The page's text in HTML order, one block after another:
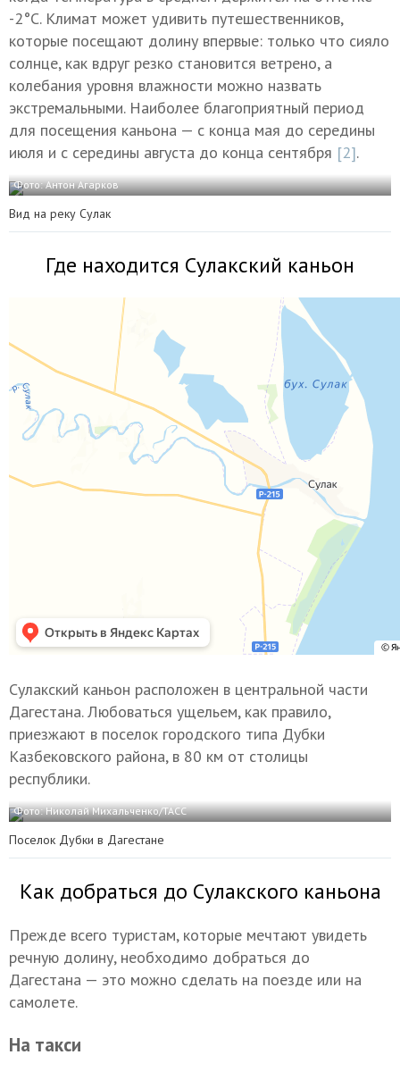
-2°C. Климат может удивить путешественников,
которые посещают долину впервые: только что сияло
солнце, как вдруг резко становится ветрено, а
колебания уровня влажности можно назвать
экстремальными. Наиболее благоприятный период
для посещения каньона — с конца мая до середины
июля и с середины августа до конца сентября [2].
Фото: Антон Агарков
Вид на реку Сулак
Где находится Сулакский каньон
Сулакский каньон расположен в центральной части
Дагестана. Любоваться ущельем, как правило,
приезжают в поселок городского типа Дубки
Казбековского района, в 80 км от столицы
республики.
Фото: Николай Михальченко/ТАСС
Поселок Дубки в Дагестане
Как добраться до Сулакского каньона
Прежде всего туристам, которые мечтают увидеть
речную долину, необходимо добраться до
Дагестана — это можно сделать на поезде или на
самолете.
На такси